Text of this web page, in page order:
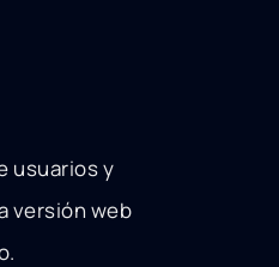
usuarios y
versión web